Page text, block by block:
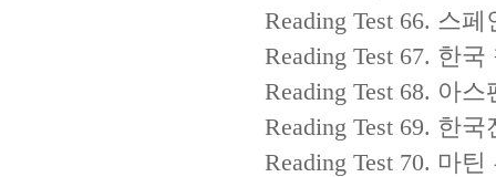
Reading Test 66. 스페
Reading Test 67. 한국
Reading Test 68. 아스
Reading Test 69. 한국
Reading Test 70. 마틴